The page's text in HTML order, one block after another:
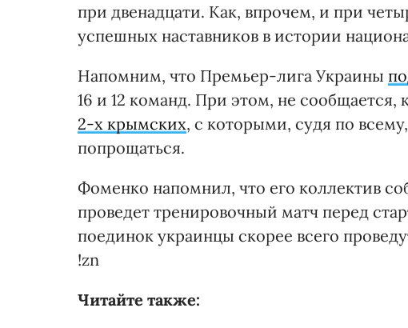
при двенадцати. Как, впрочем, и при
успешных наставников в истории
Напомним, что Премьер-лига Украины
16 и 12 команд. При этом, не
2-х крымских, с которыми, судя по
попрощаться.
Фоменко напомнил, что его коллектив
проведет тренировочный матч перед
поединок украинцы скорее всего
!zn
Читайте также: